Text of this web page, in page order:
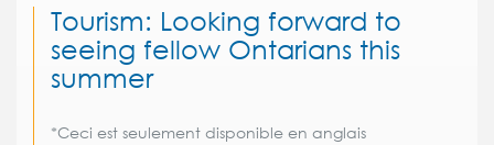
Tourism: Looking forward to
seeing fellow Ontarians this
summer
*Ceci est seulement disponible en anglais